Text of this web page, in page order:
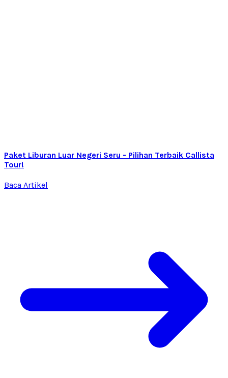
Paket Liburan Luar Negeri Seru - Pilihan Terbaik Callista
Tour!
Baca Artikel